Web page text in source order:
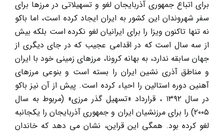
برای اتباع جمهوری آذربایجان لغو و تسهیلاتی در مرزها برای
سفر شهروندان این کشور به ایران ایجاد کرده است، اما باکو
نه تنها تاکنون ویزا را برای ایرانیان لغو نکرده است بلکه بیش
از سه سال است که در اقدامی عجیب که در جای دیگری از
جهان سابقه ندارد، به بهانه کرونا، مرزهای زمینی خود با ایران
و مناطق آذری نشین ایران را بسته است و بنوعی مرزهای
آهنین دوره استالین را احیاء کرده است. پیش از آن نیز باکو
در سال ۱۳۹۲ ، قرارداد «تسهیل گذر مرزی» (مربوط به سال
۲۰۰۵) را برای مرزنشیان ایران و جمهوری آذربایجان را یکجانبه
لغو کرده بود. همگی این قراین، نشان می دهد که خاندان